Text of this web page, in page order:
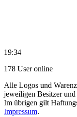
19:34
178 User online
Alle Logos und
jeweiligen Besitzer
Im übrigen gilt
Impressum.